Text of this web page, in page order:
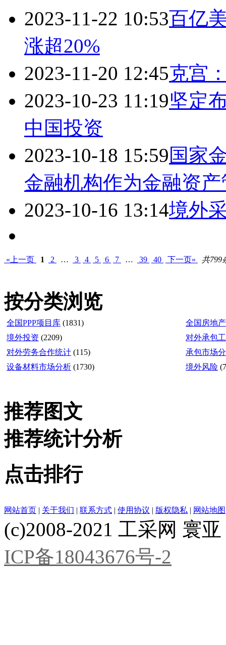
2023-11-22 10:53百亿
涨超20%
2023-11-20 12:45克宫
2023-10-23 11:19坚定
中国投资
2023-10-18 15:59国家
金融机构作为金融资
2023-10-16 13:14境外
«上一页 1 2 … 3 4 5 6 7 … 39 40 下一页» 共799
按分类浏览
全国PPP项目库 (1831)
全国房地
境外投资 (2209)
对外承包
对外劳务合作统计 (115)
承包市场
设备材料市场分析 (1730) 境外风险
推荐图文
推荐统计分析
点击排行
网站首页 | 关于我们 | 联系方式 | 使用协议 | 版权隐私 | 网站地图
(c)2008-2021 工采网 寰
ICP备18043676号-2